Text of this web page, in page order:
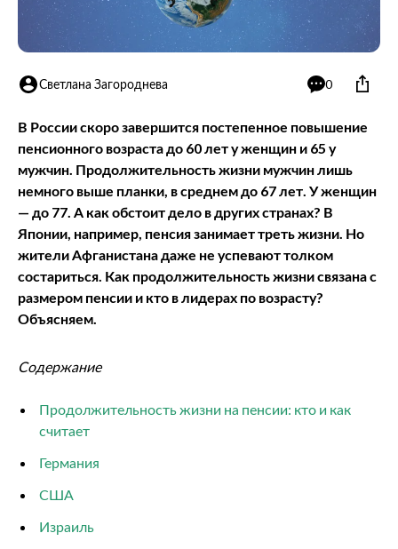
Светлана Загороднева 0
В России скоро завершится постепенное повышение
пенсионного возраста до 60 лет у женщин и 65 у
мужчин. Продолжительность жизни мужчин лишь
немного выше планки, в среднем до 67 лет. У женщин
— до 77. А как обстоит дело в других странах? В
Японии, например, пенсия занимает треть жизни. Но
жители Афганистана даже не успевают толком
состариться. Как продолжительность жизни связана с
размером пенсии и кто в лидерах по возрасту?
Объясняем.
Содержание
Продолжительность жизни на пенсии: кто и как
считает
Германия
США
Израиль